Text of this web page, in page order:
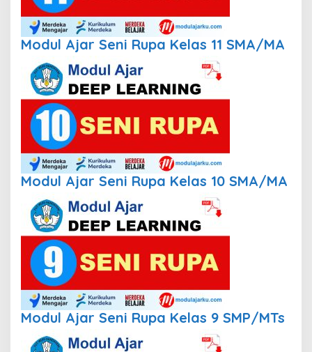
Modul Ajar Seni Rupa Kelas 11 SMA/MA
Modul Ajar Seni Rupa Kelas 10 SMA/MA
Modul Ajar Seni Rupa Kelas 9 SMP/MTs